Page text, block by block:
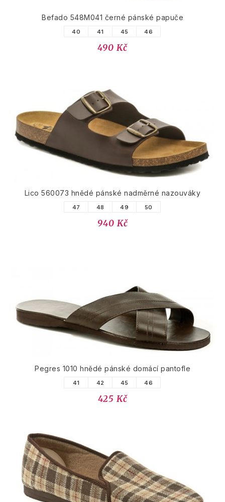
Befado 548M041 černé pánské papuče
40 41 45 46
490 Kč
Lico 560073 hnědé pánské nadměrné nazouváky
47 48 49 50
940 Kč
Pegres 1010 hnědé pánské domácí pantofle
41 42 45 46
425 Kč